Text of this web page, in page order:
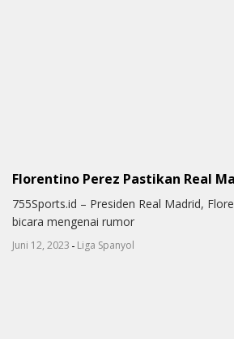
Florentino Perez Pastikan Real
755Sports.id – Presiden Real Madrid,
bicara mengenai rumor
Juni 12, 2023 - Liga Spanyol